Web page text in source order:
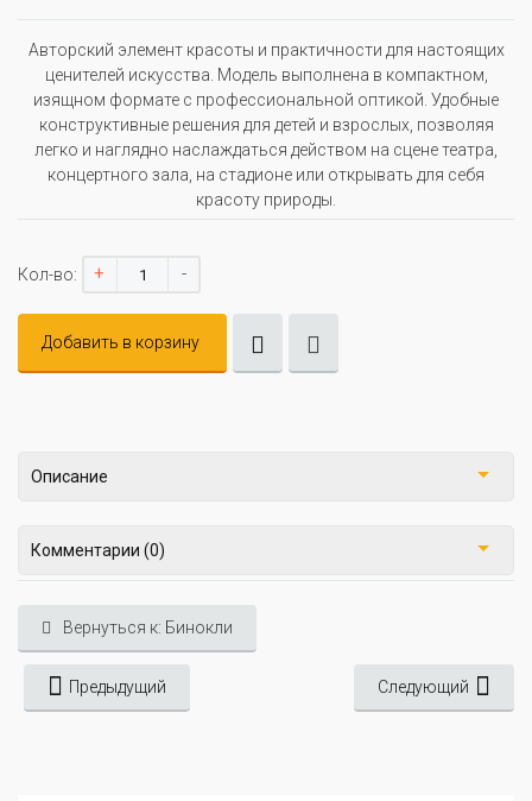
Авторский элемент красоты и практичности для настоящих
ценителей искусства. Модель выполнена в компактном,
изящном формате с профессиональной оптикой. Удобные
конструктивные решения для детей и взрослых, позволяя
легко и наглядно наслаждаться действом на сцене театра,
концертного зала, на стадионе или открывать для себя
красоту природы.
Кол-во: + -
Добавить в корзину
Описание
Комментарии (0)
Вернуться к: Бинокли
Предыдущий Следующий